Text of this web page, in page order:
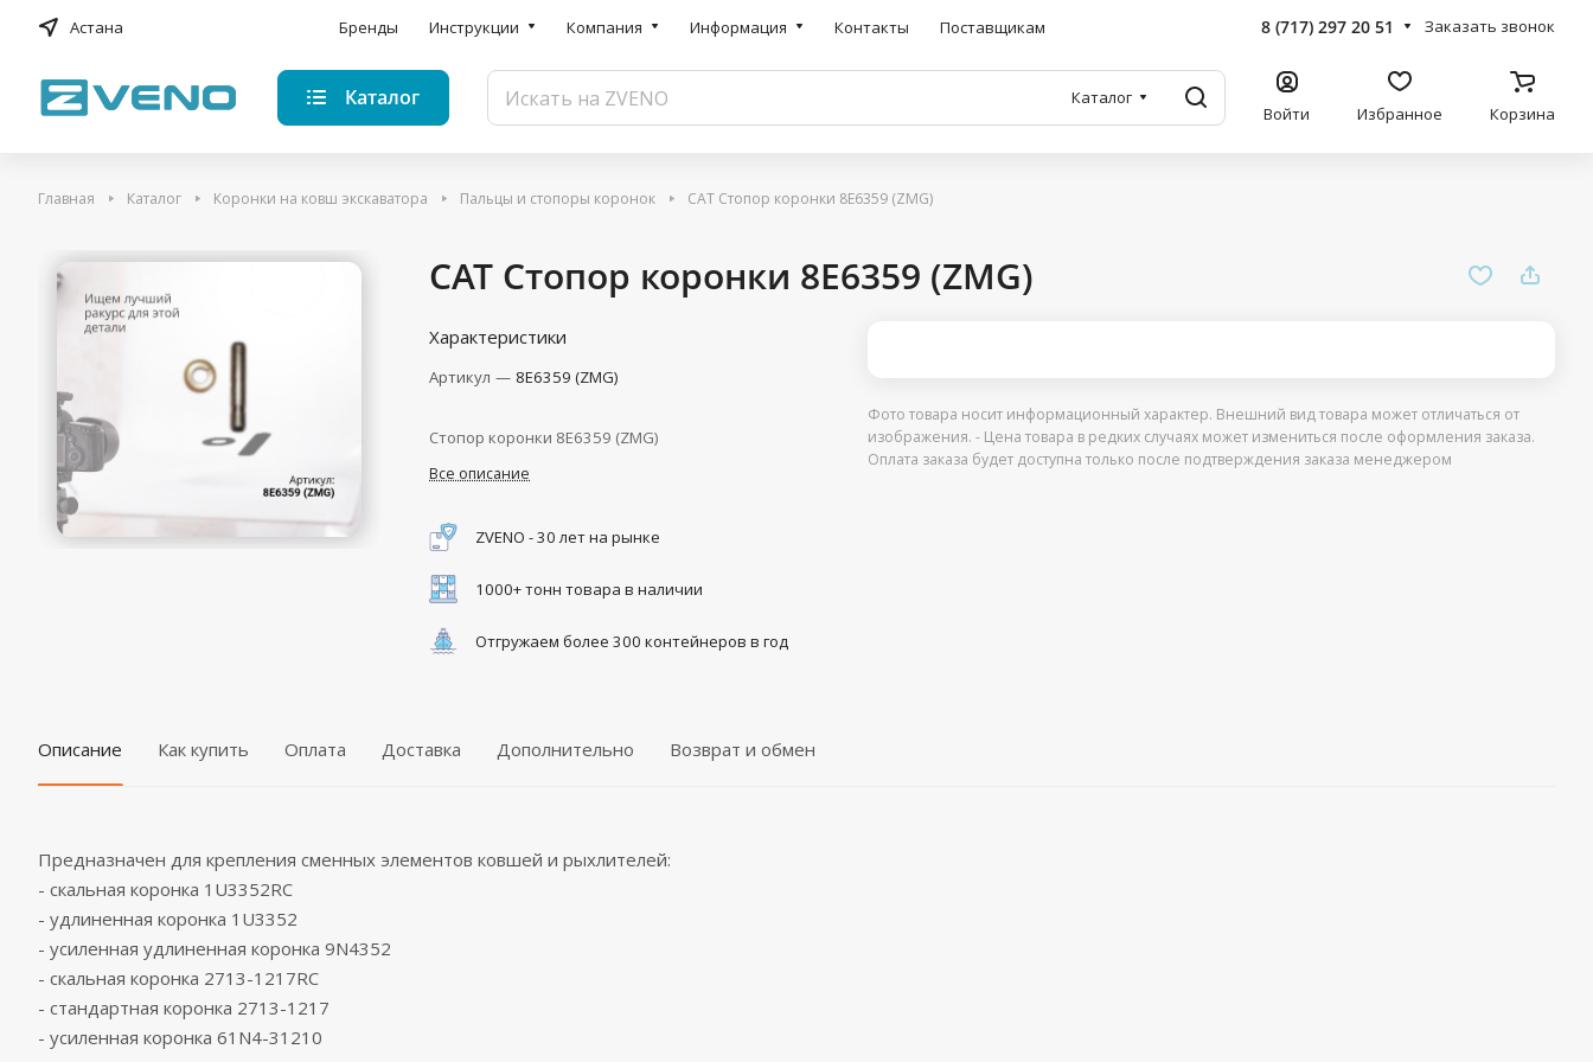
Астана Бренды Инструкции Компания Информация Контакты Поставщикам 8 (717) 297 20 51 Заказать звонок
Каталог Каталог
Войти Избранное Корзина
Главная Каталог Коронки на ковш экскаватора Пальцы и стопоры коронок CAT Стопор коронки 8E6359 (ZMG)
CAT Стопор коронки 8E6359 (ZMG)
Характеристики
Артикул — 8E6359 (ZMG)
Стопор коронки 8E6359 (ZMG)
Все описание
ZVENO - 30 лет на рынке
1000+ тонн товара в наличии
Отгружаем более 300 контейнеров в год
Фото товара носит информационный характер. Внешний вид товара может отличаться от
изображения. - Цена товара в редких случаях может измениться после оформления заказа.
Оплата заказа будет доступна только после подтверждения заказа менеджером
Описание Как купить Оплата Доставка Дополнительно Возврат и обмен
Предназначен для крепления сменных элементов ковшей и рыхлителей:
- скальная коронка 1U3352RC
- удлиненная коронка 1U3352
- усиленная удлиненная коронка 9N4352
- скальная коронка 2713-1217RC
- стандартная коронка 2713-1217
- усиленная коронка 61N4-31210